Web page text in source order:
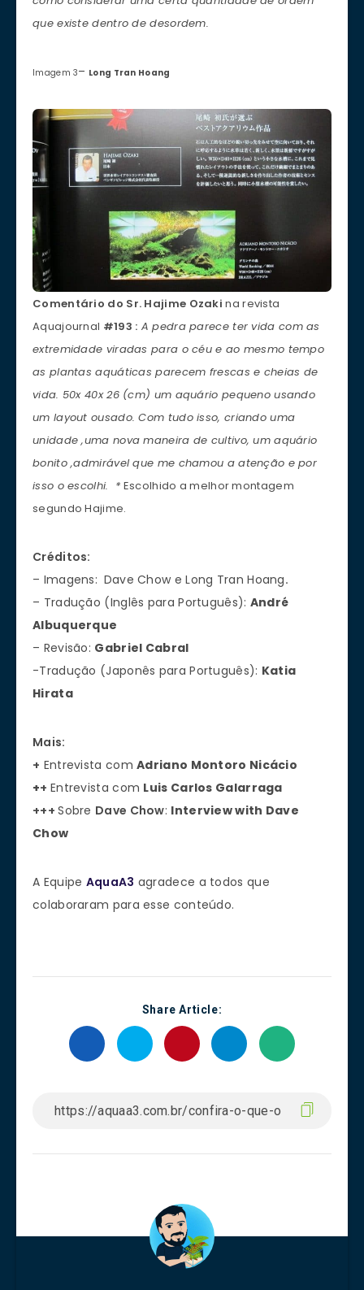
que existe dentro de desordem.
Imagem 3– Long Tran Hoang
Comentário do Sr. Hajime Ozakina revista
Aquajournal #193 : A pedra parece ter vida com as
extremidade viradas para o céu e ao mesmo tempo
as plantas aquáticas parecem frescas e cheias de
vida. 50x 40x 26 (cm) um aquário pequeno usando
um layout ousado. Com tudo isso, criando uma
unidade ,uma nova maneira de cultivo, um aquário
bonito ,admirável que me chamou a atenção e por
isso o escolhi. * Escolhido a melhor montagem
segundo Hajime.
Créditos:
– Imagens: Dave Chow e Long Tran Hoang.
– Tradução (Inglês para Português): André
Albuquerque
– Revisão: Gabriel Cabral
-Tradução (Japonês para Português): Katia
Hirata
Mais:
+ Entrevista comAdriano Montoro Nicácio
++ Entrevista com Luis Carlos Galarraga
+++Sobre Dave Chow: Interview with Dave
Chow
A Equipe AquaA3 agradece a todos que
colaboraram para esse conteúdo.
Share Article: